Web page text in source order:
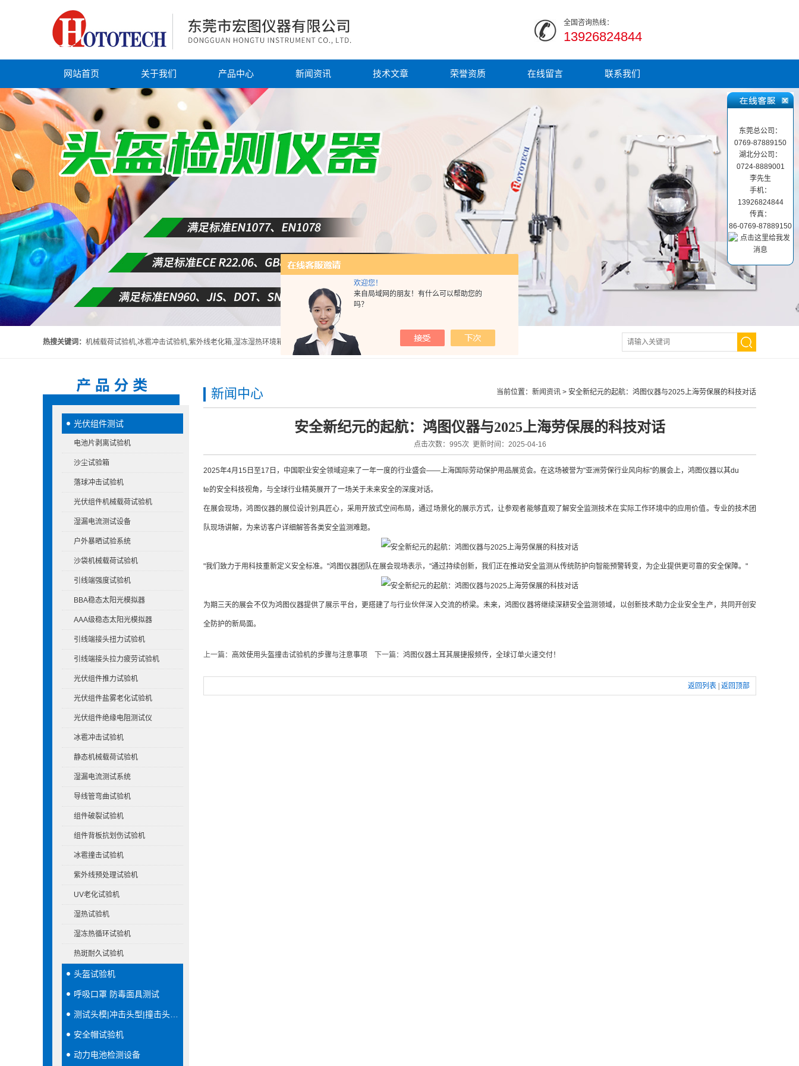
欢迎您！
来自局域网的朋友！有什么可以帮助您的
吗？
全国咨询热线：
13926824844
网站首页 关于我们 产品中心 新闻资讯 技术文章 荣誉资质 在线留言 联系我们
热搜关键词： 机械载荷试验机,冰雹冲击试验机,紫外线老化箱,湿冻湿热环境箱,头盔吸收碰撞能量性能试验机,头盔固定装置稳定试验机,头盔佩戴装置强度试验机,头盔刚度性能试验机,呼吸口罩气密性试验机,呼吸口罩阻力试验机 |
光伏组件测试
电池片剥离试验机
沙尘试验箱
落球冲击试验机
光伏组件机械载荷试验机
湿漏电流测试设备
户外暴晒试验系统
沙袋机械载荷试验机
引线端强度试验机
BBA稳态太阳光模拟器
AAA级稳态太阳光模拟器
引线端接头扭力试验机
引线端接头拉力疲劳试验机
光伏组件推力试验机
光伏组件盐雾老化试验机
光伏组件绝缘电阻测试仪
冰雹冲击试验机
静态机械载荷试验机
湿漏电流测试系统
导线管弯曲试验机
组件破裂试验机
组件背板抗划伤试验机
冰雹撞击试验机
紫外线预处理试验机
UV老化试验机
湿热试验机
湿冻热循环试验机
热斑耐久试验机
头盔试验机
呼吸口罩 防毒面具测试
安全帽试验机
动力电池检测设备
当前位置： 新闻资讯 > 安全新纪元的起航：鸿图仪器与2025上海劳保展的科技对话
新闻中心
安全新纪元的起航：鸿图仪器与2025上海劳保展的科技对话
点击次数：995次 更新时间：2025-04-16
2025年4月15日至17日，中国职业安全领域迎来了一年一度的行业盛会——上海国际劳动保护用品展览会。在这场被誉为"亚洲劳保行业风向标"的展会上，鸿图仪器以其du
te的安全科技视角，与全球行业精英展开了一场关于未来安全的深度对话。
在展会现场，鸿图仪器的展位设计别具匠心，采用开放式空间布局，通过场景化的展示方式，让参观者能够直观了解安全监测技术在实际工作环境中的应用价值。专业的技术团
队现场讲解，为来访客户详细解答各类安全监测难题。
"我们致力于用科技重新定义安全标准。"鸿图仪器团队在展会现场表示，"通过持续创新，我们正在推动安全监测从传统防护向智能预警转变，为企业提供更可靠的安全保障。"
为期三天的展会不仅为鸿图仪器提供了展示平台，更搭建了与行业伙伴深入交流的桥梁。未来，鸿图仪器将继续深耕安全监测领域，以创新技术助力企业安全生产，共同开创安
全防护的新局面。
上一篇： 高效使用头盔撞击试验机的步骤与注意事项 下一篇： 鸿图仪器土耳其展捷报频传，全球订单火速交付！
返回列表 | 返回顶部
东莞总公司：
0769-87889150
湖北分公司：
0724-8889001
李先生
手机：
13926824844
传真：
86-0769-87889150